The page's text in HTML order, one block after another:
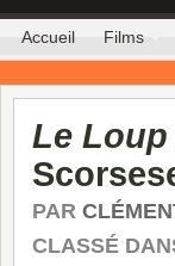
Accueil Films
Le Loup
PAR
CLASSÉ